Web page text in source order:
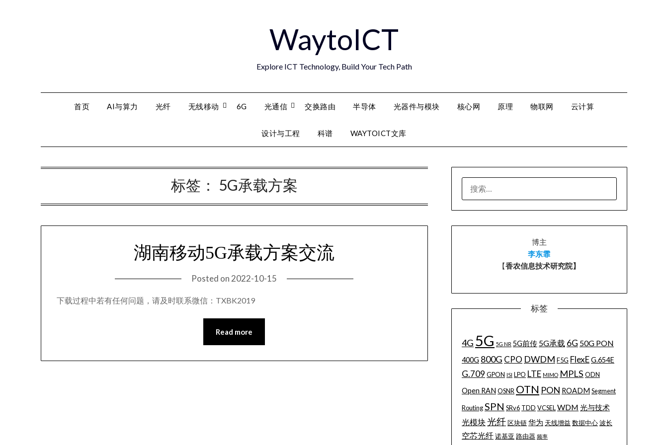
WaytoICT
Explore ICT Technology, Build Your Tech Path
首页 AI与算力 光纤 无线移动 6G 光通信 交换路由 半导体 光器件与模块 核心网 原理 物联网 云计算
设计与工程 科谱 WAYTOICT文库
标签： 5G承载方案
湖南移动5G承载方案交流
Posted on 2022-10-15
下载过程中若有任何问题，请及时联系微信：TXBK2019
Read more
索：
博主
李东霏
【香农信息技术研究院】
标签
4G 5G 5G NR 5G前传 5G承载 6G 50G PON
400G 800G CPO DWDM F5G FlexEG.654E
G.709 GPON ISI LPO LTE MIMO MPLS ODN
Open RAN OSNR OTN PON ROADM Segment
RoutingSPN SRv6 TDD VCSELWDM 光与技术
光模块光纤区块链华为 天线增益 数据中心波长
空芯光纤诺基亚 路由器 频率